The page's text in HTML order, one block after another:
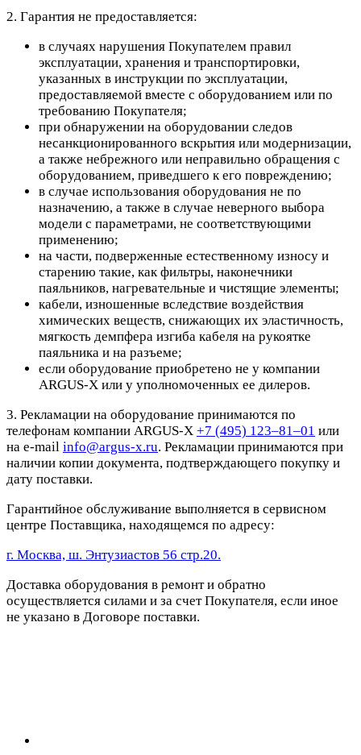
2. Гарантия не предоставляется:
в случаях нарушения Покупателем правил
эксплуатации, хранения и транспортировки,
указанных в инструкции по эксплуатации,
предоставляемой вместе с оборудованием или по
требованию Покупателя;
при обнаружении на оборудовании следов
несанкционированного вскрытия или модернизации,
а также небрежного или неправильно обращения с
оборудованием, приведшего к его повреждению;
в случае использования оборудования не по
назначению, а также в случае неверного выбора
модели с параметрами, не соответствующими
применению;
на части, подверженные естественному износу и
старению такие, как фильтры, наконечники
паяльников, нагревательные и чистящие элементы;
кабели, изношенные вследствие воздействия
химических веществ, снижающих их эластичность,
мягкость демпфера изгиба кабеля на рукоятке
паяльника и на разъеме;
если оборудование приобретено не у компании
ARGUS-X или у уполномоченных ее дилеров.
3. Рекламации на оборудование принимаются по
телефонам компании ARGUS-X +7 (495) 123–81–01 или
на e-mail info@argus-x.ru. Рекламации принимаются при
наличии копии документа, подтверждающего покупку и
дату поставки.
Гарантийное обслуживание выполняется в сервисном
центре Поставщика, находящемся по адресу:
г. Москва, ш. Энтузиастов 56 стр.20.
Доставка оборудования в ремонт и обратно
осуществляется силами и за счет Покупателя, если иное
не указано в Договоре поставки.